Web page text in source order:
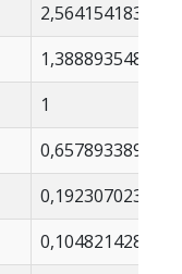
2,5641541834
1,3888935483
1
0,6578933894
0,1923070236
0,1048214286